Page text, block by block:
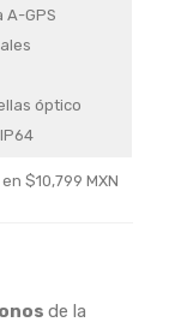
A-GPS
óptico
$10,799 MXN
de la